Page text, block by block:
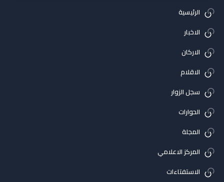
الرئيسية
الاخبار
الاركان
الاقلام
سجل الزوار
الحوارات
المجلة
المركز الاعلامي
الاستفتاءات